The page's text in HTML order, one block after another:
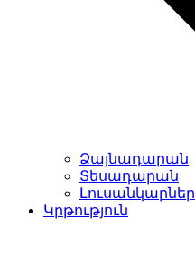
Ձայնադարան
Տեսադարան
Լուսանկարներ
Կրթություն